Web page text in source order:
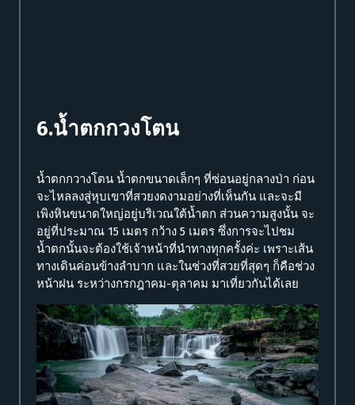
6.น้ำตกกวงโตน
น้ำตกกวางโตน น้ำตกขนาดเล็กๆ ที่ซ่อนอยู่กลางป่า ก่อน
จะไหลลงสู่หุบเขาที่สวยงดงามอย่างที่เห็นกัน และจะมี
เพิงหินขนาดใหญ่อยู่บริเวณใต้น้ำตก ส่วนความสูงนั้น จะ
อยู่ที่ประมาณ 15 เมตร กว้าง 5 เมตร ซึ่งการจะไปชม
น้ำตกนั้นจะต้องใช้เจ้าหน้าที่นำทางทุกครั้งค่ะ เพราะเส้น
ทางเดินค่อนข้างลำบาก และในช่วงที่สวยที่สุดๆ ก็คือช่วง
หน้าฝน ระหว่างกรกฎาคม-ตุลาคม มาเที่ยวกันได้เลย